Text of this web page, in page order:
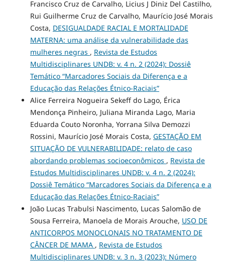
Francisco Cruz de Carvalho, Licius J Diniz Del Castilho,
Rui Guilherme Cruz de Carvalho, Maurício José Morais
Costa, DESIGUALDADE RACIAL E MORTALIDADE
MATERNA: uma análise da vulnerabilidade das
mulheres negras , Revista de Estudos
Multidisciplinares UNDB: v. 4 n. 2 (2024): Dossiê
Temático “Marcadores Sociais da Diferença e a
Educação das Relações Étnico-Raciais”
Alice Ferreira Nogueira Sekeff do Lago, Érica
Mendonça Pinheiro, Juliana Miranda Lago, Maria
Eduarda Couto Noronha, Yorrana Silva Demozzi
Rossini, Maurício José Morais Costa, GESTAÇÃO EM
SITUAÇÃO DE VULNERABILIDADE: relato de caso
abordando problemas socioeconômicos , Revista de
Estudos Multidisciplinares UNDB: v. 4 n. 2 (2024):
Dossiê Temático “Marcadores Sociais da Diferença e a
Educação das Relações Étnico-Raciais”
João Lucas Trabulsi Nascimento, Lucas Salomão de
Sousa Ferreira, Manoela de Morais Arouche, USO DE
ANTICORPOS MONOCLONAIS NO TRATAMENTO DE
CÂNCER DE MAMA , Revista de Estudos
Multidisciplinares UNDB: v. 3 n. 3 (2023): Número